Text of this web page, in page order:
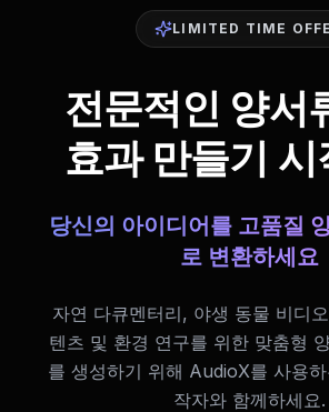
LIMITED TIME
전문적인 양서
효과 만들기 시
당신의 아이디어를 고품질
로 변환하세요
자연 다큐멘터리, 야생 동물 비디
텐츠 및 환경 연구를 위한 맞춤형
를 생성하기 위해 AudioX를 사용
작자와 함께하세요.